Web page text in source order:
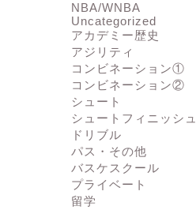
NBA/WNBA
Uncategorized
アカデミー歴史
アジリティ
コンビネーション①
コンビネーション②
シュート
シュートフィニッシュ
ドリブル
パス・その他
バスケスクール
プライベート
留学